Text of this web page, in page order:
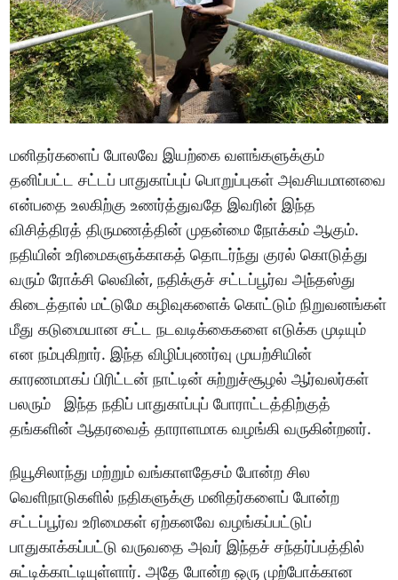
மனிதர்களைப் போலவே இயற்கை வளங்களுக்கும்
தனிப்பட்ட சட்டப் பாதுகாப்புப் பொறுப்புகள் அவசியமானவை
என்பதை உலகிற்கு உணர்த்துவதே இவரின் இந்த
விசித்திரத் திருமணத்தின் முதன்மை நோக்கம் ஆகும்.
நதியின் உரிமைகளுக்காகத் தொடர்ந்து குரல் கொடுத்து
வரும் ரோக்சி லெவின், நதிக்குச் சட்டப்பூர்வ அந்தஸ்து
கிடைத்தால் மட்டுமே கழிவுகளைக் கொட்டும் நிறுவனங்கள்
மீது கடுமையான சட்ட நடவடிக்கைகளை எடுக்க முடியும்
என நம்புகிறார். இந்த விழிப்புணர்வு முயற்சியின்
காரணமாகப் பிரிட்டன் நாட்டின் சுற்றுச்சூழல் ஆர்வலர்கள்
பலரும் இந்த நதிப் பாதுகாப்புப் போராட்டத்திற்குத்
தங்களின் ஆதரவைத் தாராளமாக வழங்கி வருகின்றனர்.
நியூசிலாந்து மற்றும் வங்காளதேசம் போன்ற சில
வெளிநாடுகளில் நதிகளுக்கு மனிதர்களைப் போன்ற
சட்டப்பூர்வ உரிமைகள் ஏற்கனவே வழங்கப்பட்டுப்
பாதுகாக்கப்பட்டு வருவதை அவர் இந்தச் சந்தர்ப்பத்தில்
சுட்டிக்காட்டியுள்ளார். அதே போன்ற ஒரு முற்போக்கான